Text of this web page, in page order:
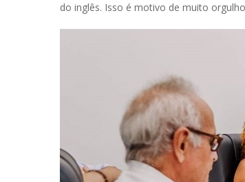
do inglês. Isso é motivo de muito